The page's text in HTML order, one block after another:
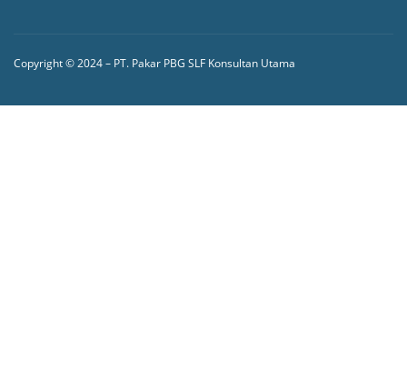
Copyright © 2024 – PT. Pakar PBG SLF Konsultan Utama